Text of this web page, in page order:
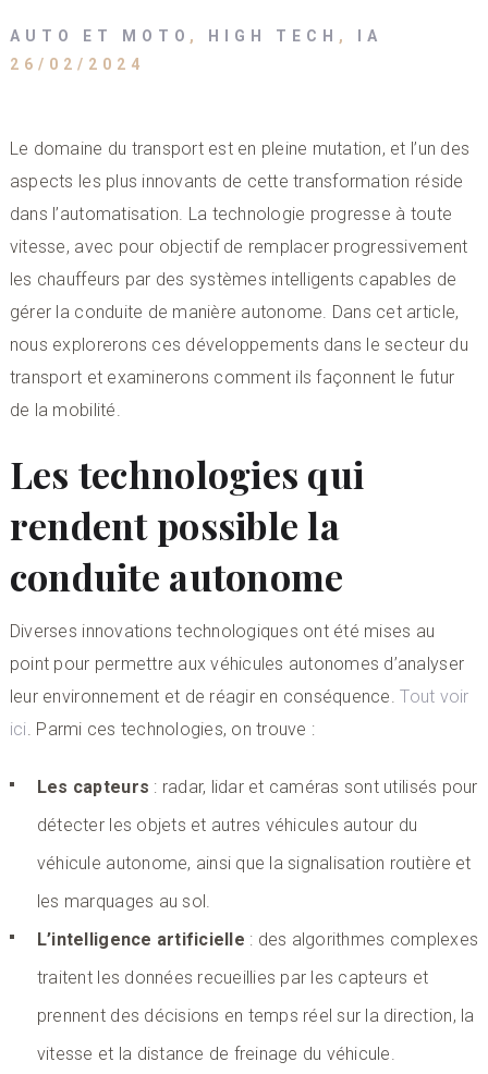
AUTO ET MOTO , HIGH TECH ,
IA
26/02/2024
Le domaine du transport est en pleine mutation, et l’un des
aspects les plus innovants de cette transformation réside
dans l’automatisation. La technologie progresse à toute
vitesse, avec pour objectif de remplacer progressivement
les chauffeurs par des systèmes intelligents capables de
gérer la conduite de manière autonome. Dans cet article,
nous explorerons ces développements dans le secteur du
transport et examinerons comment ils façonnent le futur
de la mobilité.
Les technologies qui
rendent possible la
conduite autonome
Diverses innovations technologiques ont été mises au
point pour permettre aux véhicules autonomes d’analyser
leur environnement et de réagir en conséquence.Tout voir
ici . Parmi ces technologies, on trouve :
Les capteurs : radar, lidar et caméras sont utilisés pour
détecter les objets et autres véhicules autour du
véhicule autonome, ainsi que la signalisation routière et
les marquages au sol.
L’intelligence artificielle : des algorithmes complexes
traitent les données recueillies par les capteurs et
prennent des décisions en temps réel sur la direction, la
vitesse et la distance de freinage du véhicule.